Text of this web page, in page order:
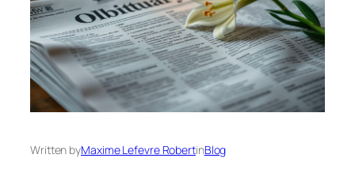
Written byMaxime Lefevre RobertinBlog